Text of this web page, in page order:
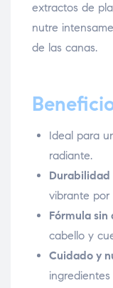
extractos de
nutre
de las canas.
Ideal para
radiante.
vibrante por
Fórmula sin
cabello y
Cuidado y